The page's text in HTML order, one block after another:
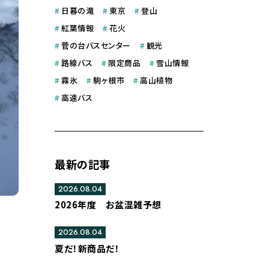
# 日暮の滝 # 東京 # 登山
# 紅葉情報 # 花火
# 菅の台バスセンター # 観光
# 路線バス # 限定商品 # 雪山情報
# 霧氷 # 駒ヶ根市 # 高山植物
# 高速バス
最新の記事
2026年度 お盆混雑予想
2026.08.04
夏だ！新商品だ！
2026.08.04